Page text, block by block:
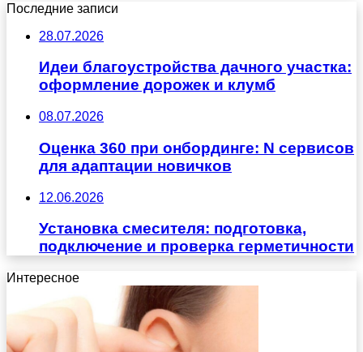
Последние записи
28.07.2026
Идеи благоустройства дачного участка:
оформление дорожек и клумб
08.07.2026
Оценка 360 при онбординге: N сервисов
для адаптации новичков
12.06.2026
Установка смесителя: подготовка,
подключение и проверка герметичности
Интересное